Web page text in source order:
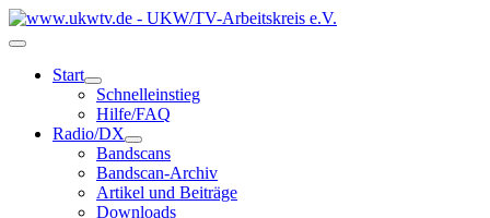
Start
Schnelleinstieg
Hilfe/FAQ
Radio/DX
Bandscans
Bandscan-Archiv
Artikel und Beiträge
Downloads